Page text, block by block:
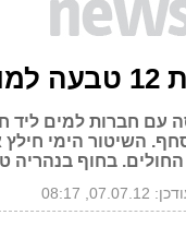
עם חברות למים ליד
השיטור הימי
בחוף בנהריה
07.07.12, 08:17